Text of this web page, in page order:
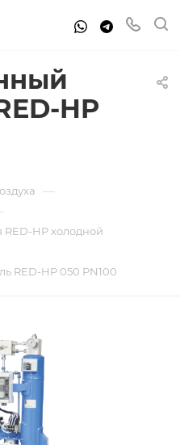
HP
—
HP холодной
RED-HP 050 PN100